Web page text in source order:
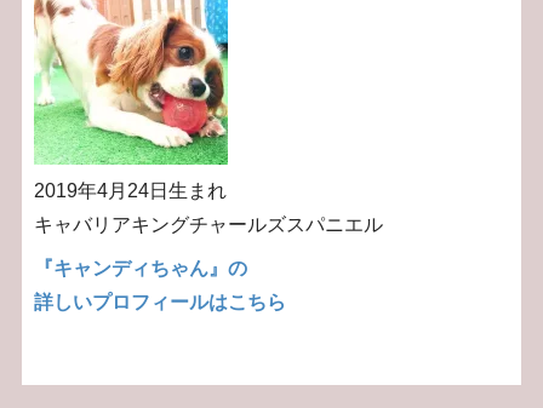
2019年4月24日生まれ
キャバリアキングチャールズスパニエル
『キャンディちゃん』の
詳しいプロフィールはこちら